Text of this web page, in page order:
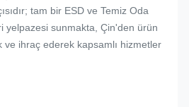
tam bir ESD ve Temiz Oda
yelpazesi sunmakta, Çin'den ürün
ihraç ederek kapsamlı hizmetler